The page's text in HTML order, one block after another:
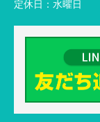
定休日： 水曜日